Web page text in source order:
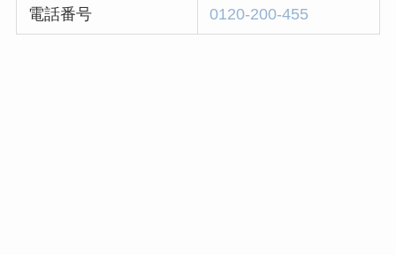
電話番号 0120-200-455